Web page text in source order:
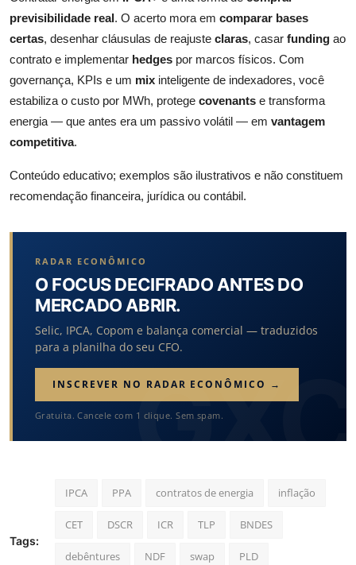
previsibilidade real. O acerto mora em comparar bases
certas, desenhar cláusulas de reajuste claras, casar funding ao
contrato e implementar hedges por marcos físicos. Com
governança, KPIs e um mix inteligente de indexadores, você
estabiliza o custo por MWh, protege covenants e transforma
energia — que antes era um passivo volátil — em vantagem
competitiva.
Conteúdo educativo; exemplos são ilustrativos e não constituem
recomendação financeira, jurídica ou contábil.
RADAR ECONÔMICO
O FOCUS DECIFRADO ANTES DO
MERCADO ABRIR.
Selic, IPCA, Copom e balança comercial — traduzidos
para a planilha do seu CFO.
INSCREVER NO RADAR ECONÔMICO →
Gratuita. Cancele com 1 clique. Sem spam.
Tags:
IPCA PPA contratos de energia inflação
CET DSCR ICR TLP BNDES
debêntures NDF swap PLD